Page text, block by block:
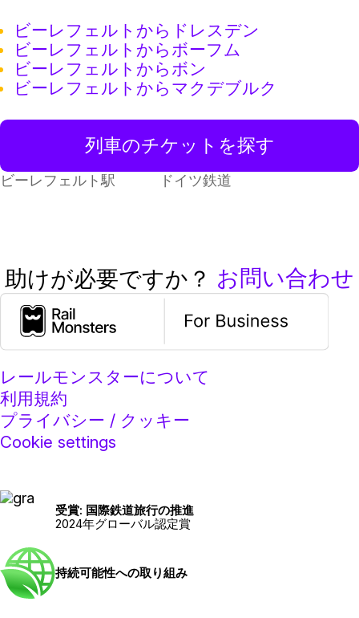
ビーレフェルトからドレスデン
ビーレフェルトからボーフム
ビーレフェルトからボン
ビーレフェルトからマクデブルク
列車のチケットを探す
ビーレフェルト駅 ドイツ鉄道
助けが必要ですか？ お問い合わせ
レールモンスターについて
利用規約
プライバシー / クッキー
Cookie settings
受賞: 国際鉄道旅行の推進
2024年グローバル認定賞
持続可能性への取り組み